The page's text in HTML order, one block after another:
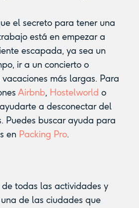
el secreto para tener una
está en empezar a
escapada, ya sea un
ir a un concierto o
más largas. Para
Airbnb, Hostelworld o
a desconectar del
Puedes buscar ayuda para
en Packing Pro.
todas las actividades y
de las ciudades que